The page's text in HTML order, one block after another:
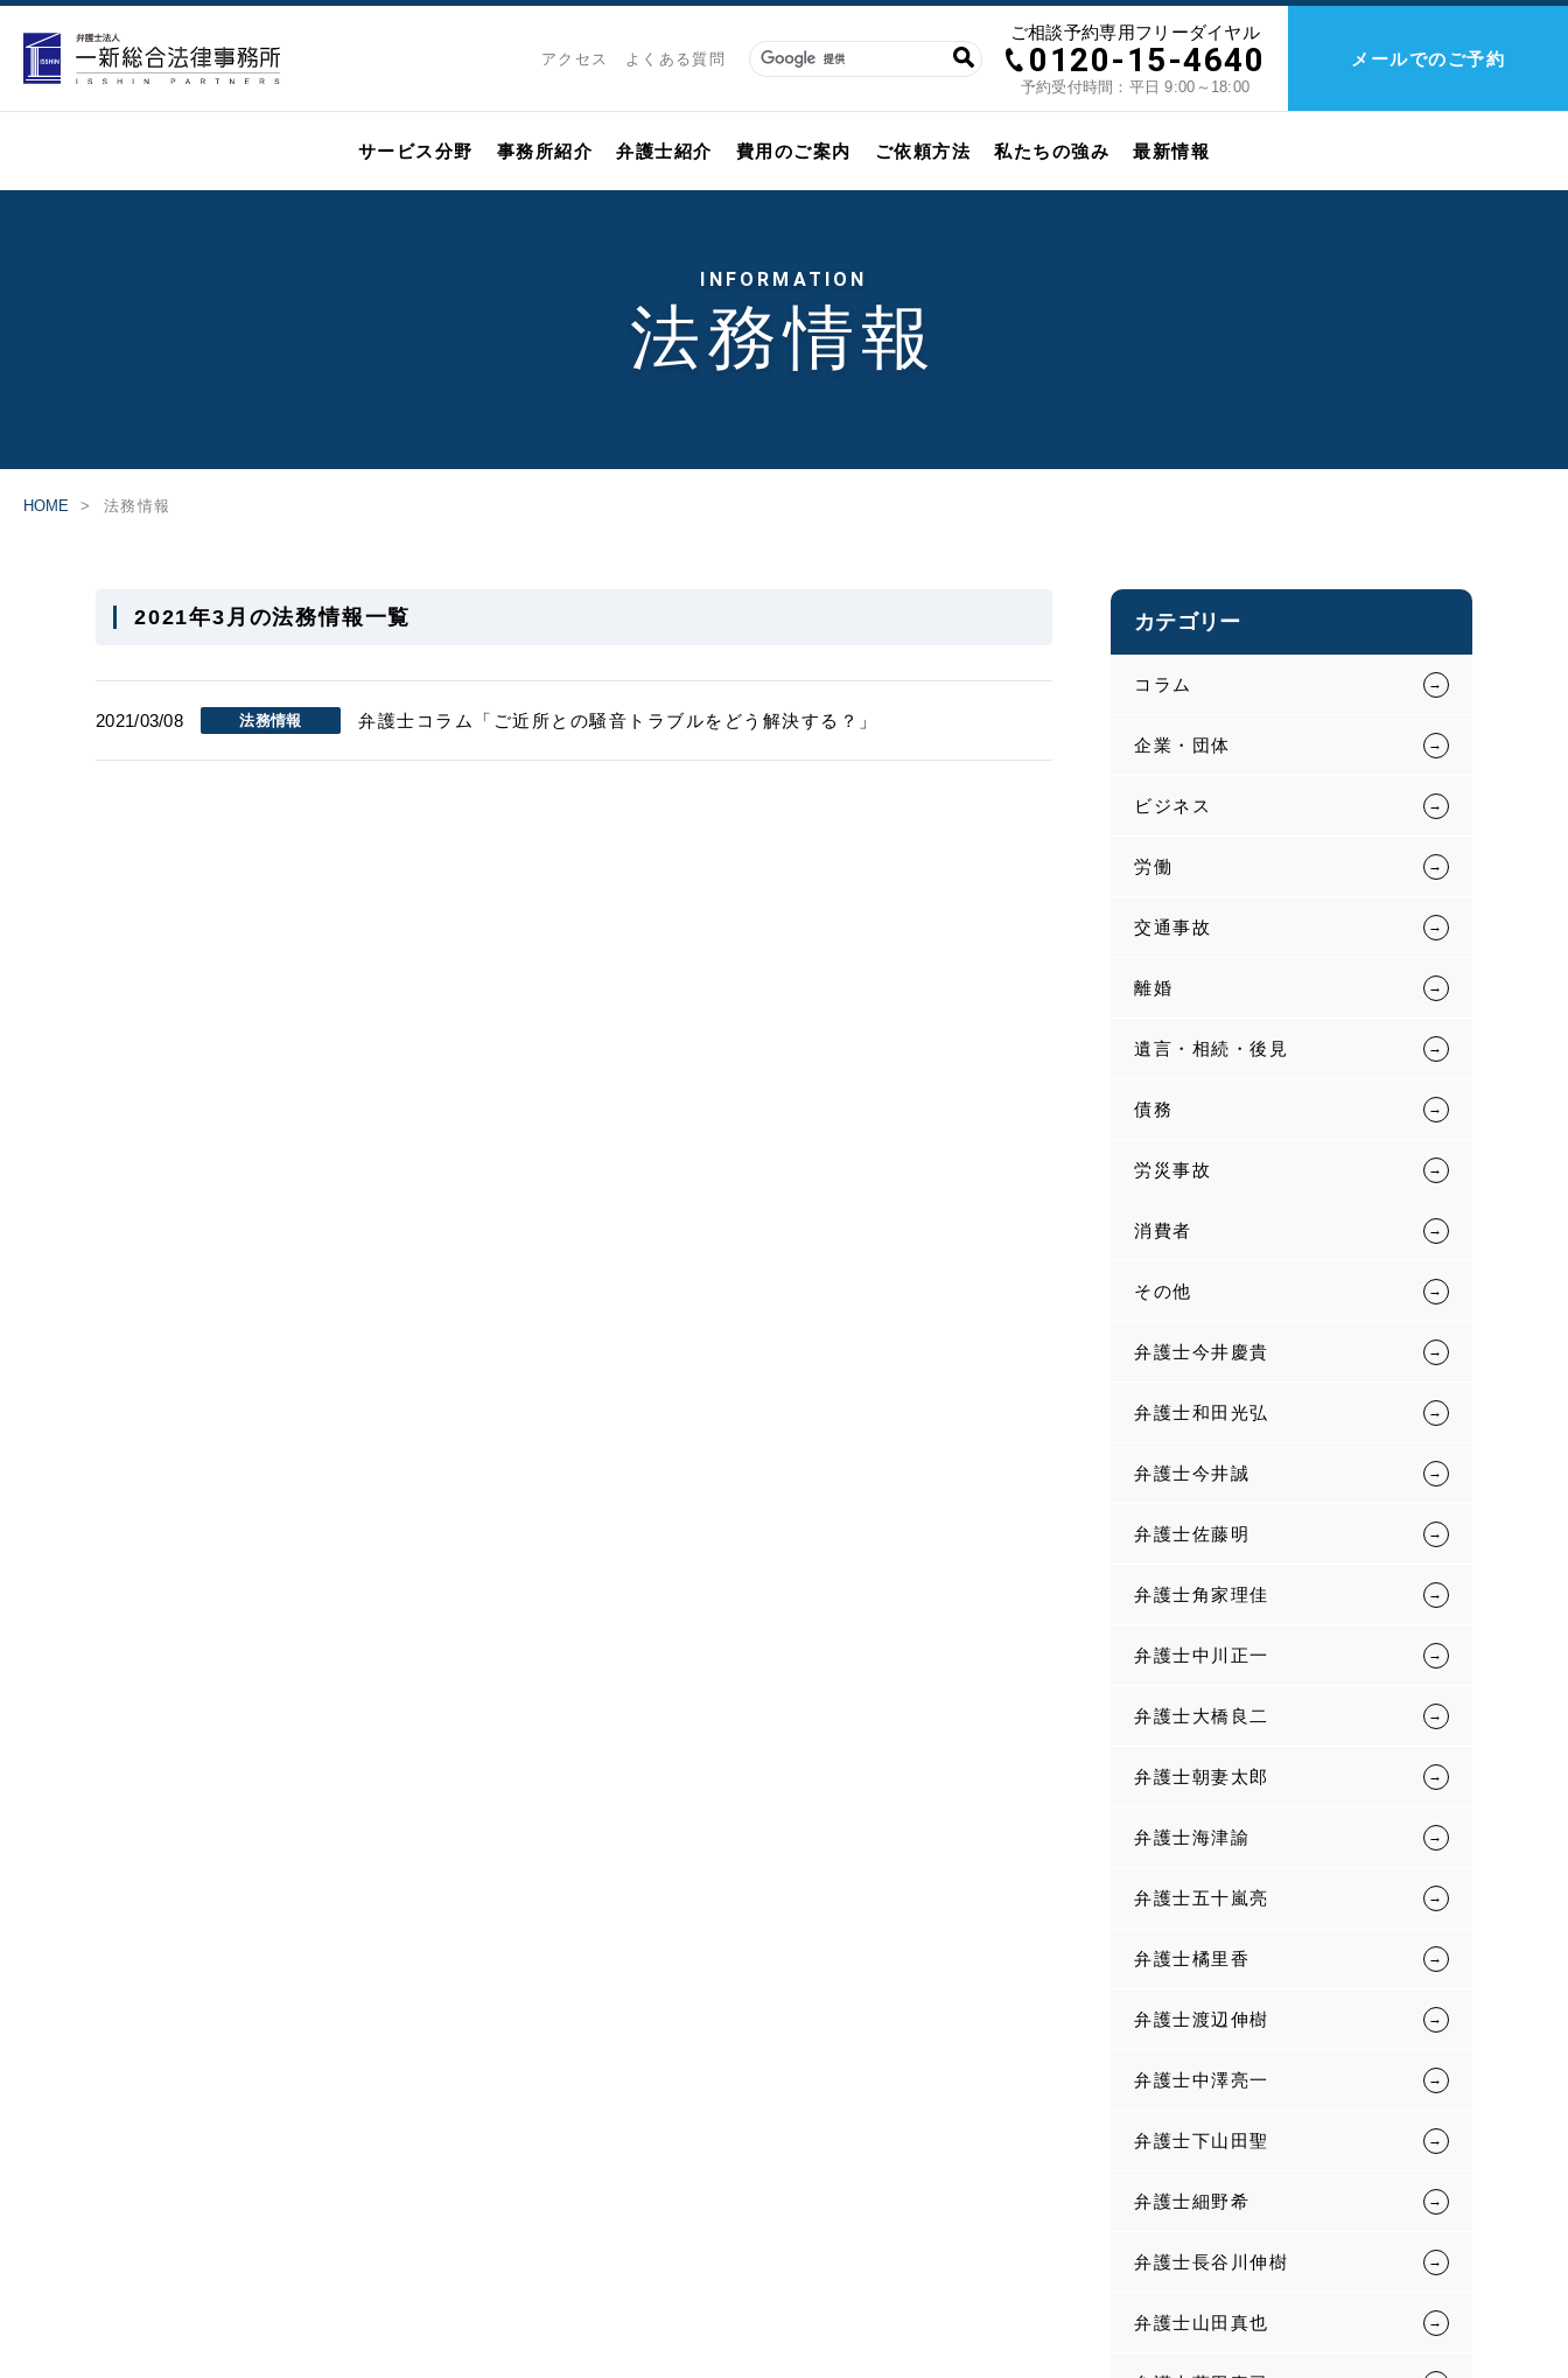
アクセス よくある質問
ご相談予約専用フリーダイヤル
0120-15-4640
予約受付時間：平日 9:00～18:00
メールでのご予約
サービス分野 事務所紹介 弁護士紹介 費用のご案内 ご依頼方法 私たちの強み 最新情報
INFORMATION
法務情報
HOME 法務情報
2021年3月の法務情報一覧
2021/03/08 法務情報 弁護士コラム「ご近所との騒音トラブルをどう解決する？」
カテゴリー
コラム
企業・団体
ビジネス
労働
交通事故
離婚
遺言・相続・後見
債務
労災事故
消費者
その他
弁護士今井慶貴
弁護士和田光弘
弁護士今井誠
弁護士佐藤明
弁護士角家理佳
弁護士中川正一
弁護士大橋良二
弁護士朝妻太郎
弁護士海津諭
弁護士五十嵐亮
弁護士橘里香
弁護士渡辺伸樹
弁護士中澤亮一
弁護士下山田聖
弁護士細野希
弁護士長谷川伸樹
弁護士山田真也